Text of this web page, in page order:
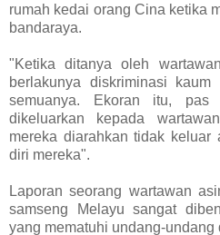
rumah kedai orang Cina ketika
bandaraya.
"Ketika ditanya oleh
berlakunya diskriminasi
semuanya. Ekoran itu, pas
dikeluarkan kepada
mereka diarahkan tidak keluar
diri mereka".
Laporan seorang wartawan
samseng Melayu sangat
yang mematuhi undang-undang